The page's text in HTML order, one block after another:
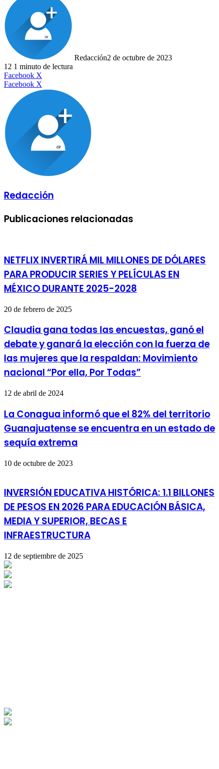
Redacción2 de octubre de 2023
12 1 minuto de lectura
Facebook X
Facebook X
por
electrónico
Redacción
Publicaciones relacionadas
NETFLIX INVERTIRÁ MIL MILLONES DE DÓLARES
PARA PRODUCIR SERIES Y PELÍCULAS EN
MÉXICO DURANTE 2025-2028
20 de febrero de 2025
Claudia gana todas las encuestas, ganó el
debate y ganará la elección con la fuerza de
las mujeres que la respaldan: Movimiento
nacional “Por ella, Por Todas”
12 de abril de 2024
La Conagua informó que el 82% del territorio
Guanajuatense se encuentra en un estado de
sequía extrema
10 de octubre de 2023
INVERSIÓN EDUCATIVA HISTÓRICA: 1.1 BILLONES
DE PESOS EN 2026 PARA EDUCACIÓN BÁSICA,
MEDIA Y SUPERIOR, BECAS E
INFRAESTRUCTURA
12 de septiembre de 2025